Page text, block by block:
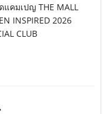
คมเปญ THE MALL
INSPIRED 2026
CLUB